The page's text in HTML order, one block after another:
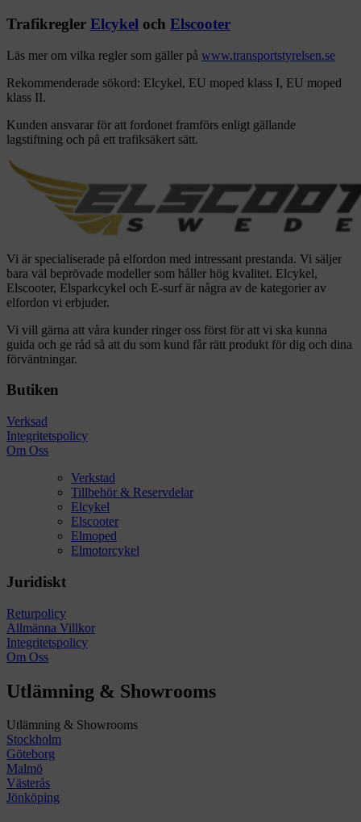
Trafikregler Elcykel och Elscooter
Läs mer om vilka regler som gäller på www.transportstyrelsen.se
Rekommenderade sökord: Elcykel, EU moped klass I, EU moped
klass II.
Kunden ansvarar för att fordonet framförs enligt gällande
lagstiftning och på ett trafiksäkert sätt.
Vi är specialiserade på elfordon med intressant prestanda. Vi säljer
bara väl beprövade modeller som håller hög kvalitet. Elcykel,
Elscooter, Elsparkcykel och E-surf är några av de kategorier av
elfordon vi erbjuder.
Vi vill gärna att våra kunder ringer oss först för att vi ska kunna
guida och ge råd så att du som kund får rätt produkt för dig och dina
förväntningar.
Butiken
Verksad
Integritetspolicy
Om Oss
Verkstad
Tillbehör & Reservdelar
Elcykel
Elscooter
Elmoped
Elmotorcykel
Juridiskt
Returpolicy
Allmänna Villkor
Integritetspolicy
Om Oss
Utlämning & Showrooms
Utlämning & Showrooms
Stockholm
Göteborg
Malmö
Västerås
Jönköping